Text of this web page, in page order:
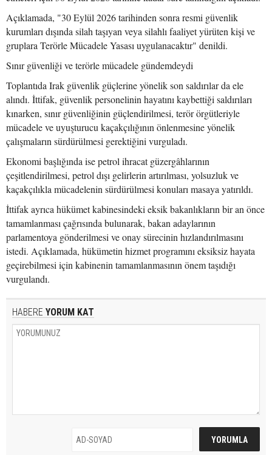
Açıklamada, "30 Eylül 2026 tarihinden sonra resmi güvenlik
kurumları dışında silah taşıyan veya silahlı faaliyet yürüten kişi ve
gruplara Terörle Mücadele Yasası uygulanacaktır" denildi.
Sınır güvenliği ve terörle mücadele gündemdeydi
Toplantıda Irak güvenlik güçlerine yönelik son saldırılar da ele
alındı. İttifak, güvenlik personelinin hayatını kaybettiği saldırıları
kınarken, sınır güvenliğinin güçlendirilmesi, terör örgütleriyle
mücadele ve uyuşturucu kaçakçılığının önlenmesine yönelik
çalışmaların sürdürülmesi gerektiğini vurguladı.
Ekonomi başlığında ise petrol ihracat güzergâhlarının
çeşitlendirilmesi, petrol dışı gelirlerin artırılması, yolsuzluk ve
kaçakçılıkla mücadelenin sürdürülmesi konuları masaya yatırıldı.
İttifak ayrıca hükümet kabinesindeki eksik bakanlıkların bir an önce
tamamlanması çağrısında bulunarak, bakan adaylarının
parlamentoya gönderilmesi ve onay sürecinin hızlandırılmasını
istedi. Açıklamada, hükümetin hizmet programını eksiksiz hayata
geçirebilmesi için kabinenin tamamlanmasının önem taşıdığı
vurgulandı.
HABERE YORUM KAT